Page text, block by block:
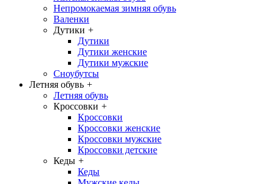
Непромокаемая зимняя обувь
Валенки
Дутики +
Дутики
Дутики женские
Дутики мужские
Сноубутсы
Летняя обувь +
Летняя обувь
Кроссовки +
Кроссовки
Кроссовки женские
Кроссовки мужские
Кроссовки детские
Кеды +
Кеды